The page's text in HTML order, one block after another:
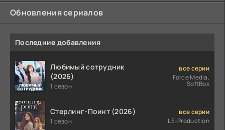
Обновления сериалов
Последние добавления
Любимый сотрудник
(2026)
1 сезон
все серии
Force Media,
SoftBox
Стерлинг-Поинт (2026)
1 сезон
все серии
LE-Production